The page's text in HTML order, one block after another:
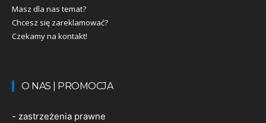
Masz dla nas temat?
Chcesz się zareklamować?
Czekamy na kontakt!
O NAS | PROMOCJA
- zastrzeżenia prawne